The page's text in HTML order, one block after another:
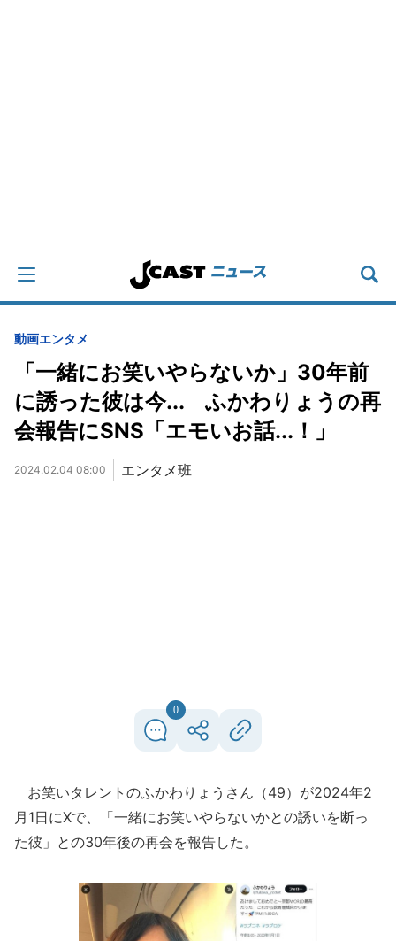
動画エンタメ
「一緒にお笑いやらないか」30年前
に誘った彼は今... ふかわりょうの再
会報告にSNS「エモいお話...！」
2024.02.04 08:00 エンタメ班
0
お笑いタレントのふかわりょうさん（49）が2024年2
月1日にXで、「一緒にお笑いやらないかとの誘いを断っ
た彼」との30年後の再会を報告した。